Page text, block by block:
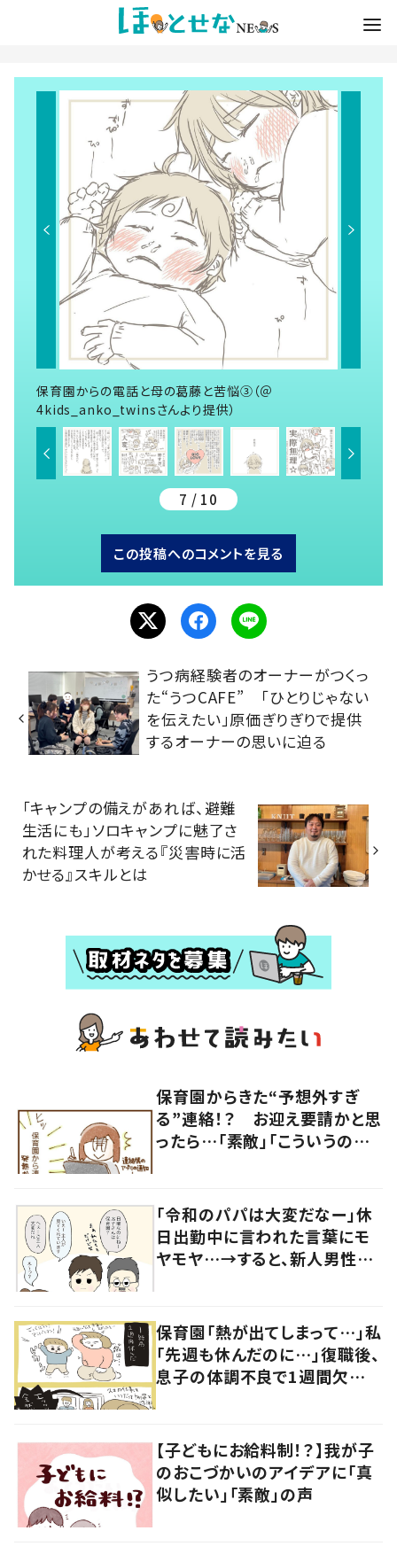
保育園からの電話と母の葛藤と苦悩③（＠
4kids_anko_twinsさんより提供）
7 / 10
この投稿へのコメントを見る
うつ病経験者のオーナーがつくっ
た“うつCAFE” 「ひとりじゃない
を伝えたい」原価ぎりぎりで提供
するオーナーの思いに迫る
「キャンプの備えがあれば、避難
生活にも」ソロキャンプに魅了さ
れた料理人が考える『災害時に活
かせる』スキルとは
保育園からきた“予想外すぎ
る”連絡！？ お迎え要請かと思
ったら…「素敵」「こういうの嬉
「令和のパパは大変だなー」休
日出勤中に言われた言葉にモ
ヤモヤ…→すると、新人男性社
保育園「熱が出てしまって…」私
「先週も休んだのに…」復職後、
息子の体調不良で1週間欠
【子どもにお給料制！？】我が子
のおこづかいのアイデアに「真
似したい」「素敵」の声